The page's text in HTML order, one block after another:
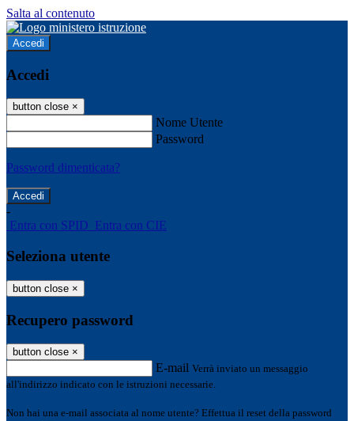
Salta al contenuto
Accedi
Accedi
button close ×
Nome Utente
Password
Password dimenticata?
-
Entra con SPID Entra con CIE
Seleziona utente
button close ×
Recupero password
button close ×
E-mail Verrà inviato un messaggio
all'indirizzo indicato con le istruzioni necessarie.
Non hai una e-mail associata al nome utente? Effettua il reset della password